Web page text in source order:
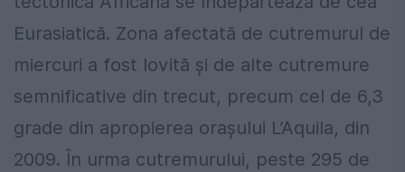
Eurasiatică. Zona afectată de cutremurul de
miercuri a fost lovită şi de alte cutremure
semnificative din trecut, precum cel de 6,3
grade din apropierea oraşului L’Aquila, din
2009. În urma cutremurului, peste 295 de